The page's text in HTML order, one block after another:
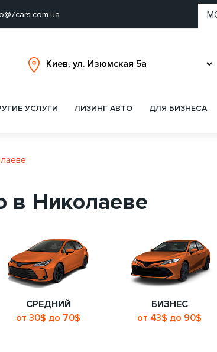
УСЛУГИ ЛИЗИНГ АВТО ДЛЯ БИЗНЕСА
в Николаеве
СРЕДНИЙ
от 30$ до 70$
БИЗНЕС
от 43$ до 90$